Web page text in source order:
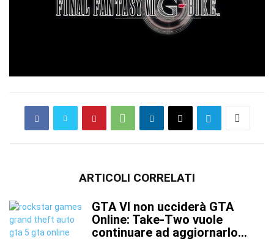
ARTICOLI CORRELATI
GTA VI non ucciderà GTA
Online: Take-Two vuole
continuare ad aggiornarlo...